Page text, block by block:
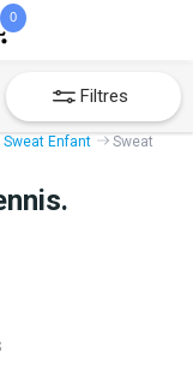
0
Filtres
Sweat Enfant
Sweat